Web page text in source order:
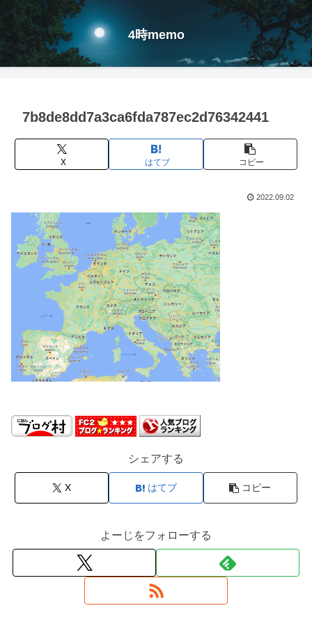
4時memo
7b8de8dd7a3ca6fda787ec2d76342441
X はてブ コピー
2022.09.02
シェアする
X はてブ コピー
よーじをフォローする